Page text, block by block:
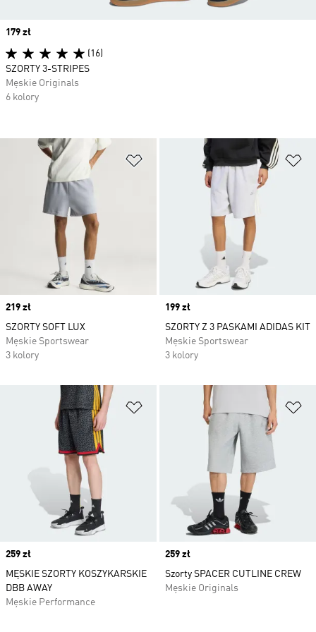
Dodaj do listy życzeń
Price
219 zł
SZORTY SOFT LUX
Męskie Sportswear
3 kolory
Price
199 zł
SZORTY Z 3 PASKAMI ADIDAS KIT
Męskie Sportswear
3 kolory
Dodaj do listy życzeń
Price
259 zł
MĘSKIE SZORTY KOSZYKARSKIE
DBB AWAY
Męskie Performance
Price
259 zł
Szorty SPACER CUTLINE CREW
Męskie Originals
Price
179 zł
(16)
SZORTY 3-STRIPES
Męskie Originals
6 kolory